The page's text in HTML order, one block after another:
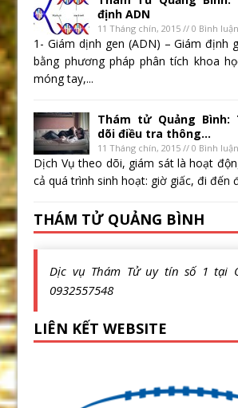
định ADN
11 Tháng chín, 2015 // 0 Bình luận
1- Giám dịnh gen (ADN) – Giám định
bằng phương pháp phân tích khoa
móng tay,...
Thám tử Quảng
dõi điều tra thông...
11 Tháng chín, 2015 // 0 Bình luận
Dịch Vụ theo dõi, giám sát là hoạt
cả quá trình sinh hoạt: giờ giấc, đi đến
THÁM TỬ QUẢNG BÌNH
Dịc vụ Thám Tử uy tín số 1 tại
0932557548
LIÊN KẾT WEBSITE